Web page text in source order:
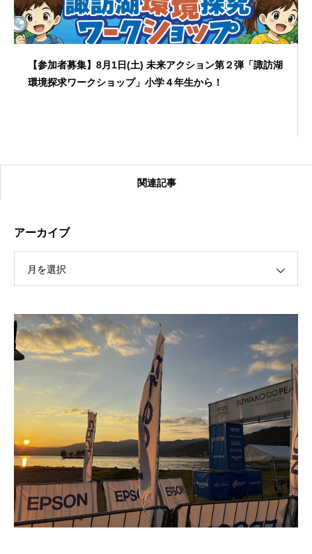
【参加者募集】8月1日(土) 未来アクション第２弾「諏訪湖
環境探求ワークショップ」小学４年生から！
【受付終了】2026大会同日開催！カヤックに乗って諏訪
【受付終了】2026大会同日開催！小学生対象キッズ・ラ
ン大会
関連記事
アーカイブ
月を選択